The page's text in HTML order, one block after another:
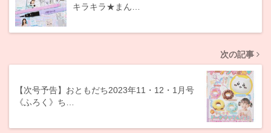
キラキラ★まん…
次の記事
【次号予告】おともだち2023年11・12・1月号
《ふろく》ち…